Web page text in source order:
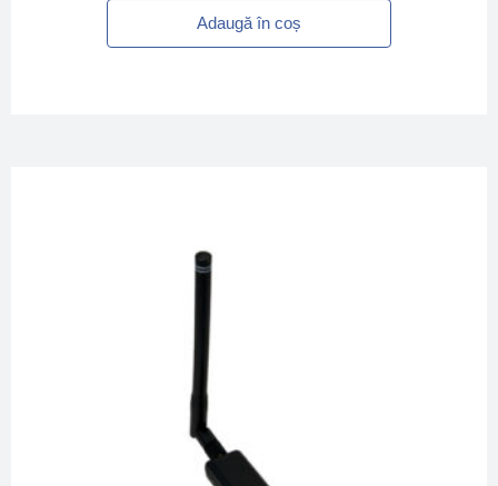
Adaugă în coș